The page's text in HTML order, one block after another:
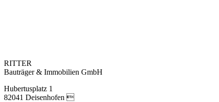
RITTER
Bauträger & Immobilien GmbH
Hubertusplatz 1
82041 Deisenhofen 